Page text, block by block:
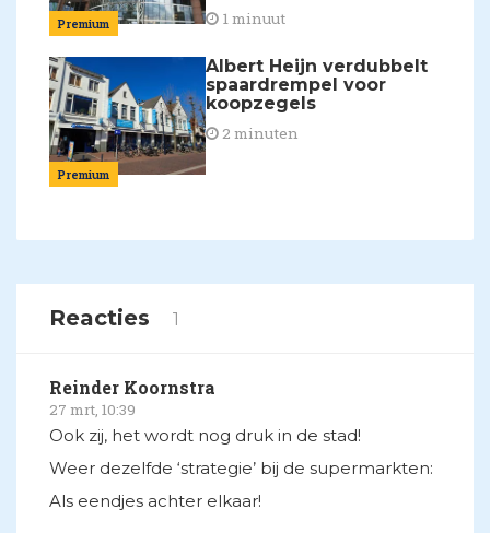
Premium 1 minuut
Premium
Albert Heijn verdubbelt
spaardrempel voor
koopzegels
2 minuten
Reacties 1
Reinder Koornstra
27 mrt, 10:39
Ook zij, het wordt nog druk in de stad!
Weer dezelfde ‘strategie’ bij de supermarkten:
Als eendjes achter elkaar!